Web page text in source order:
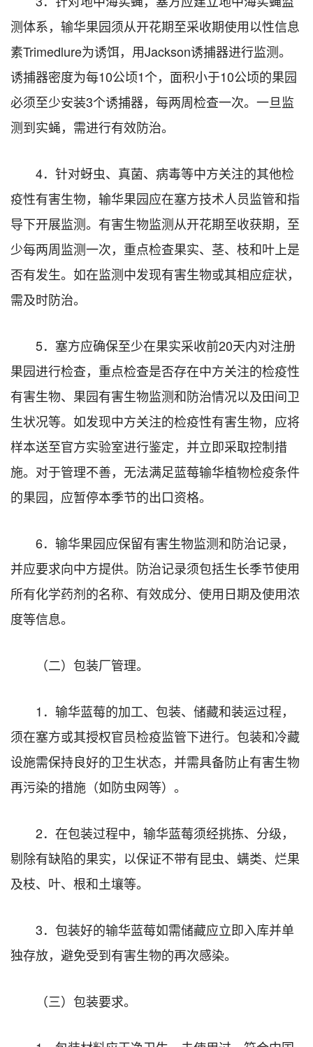
测体系，输华果园须从开花期至采收期使用以性信息
素Trimedlure为诱饵，用Jackson诱捕器进行监测。
诱捕器密度为每10公顷1个，面积小于10公顷的果园
必须至少安装3个诱捕器，每两周检查一次。一旦监
测到实蝇，需进行有效防治。
4．针对蚜虫、真菌、病毒等中方关注的其他检
疫性有害生物，输华果园应在塞方技术人员监管和指
导下开展监测。有害生物监测从开花期至收获期，至
少每两周监测一次，重点检查果实、茎、枝和叶上是
否有发生。如在监测中发现有害生物或其相应症状，
需及时防治。
5．塞方应确保至少在果实采收前20天内对注册
果园进行检查，重点检查是否存在中方关注的检疫性
有害生物、果园有害生物监测和防治情况以及田间卫
生状况等。如发现中方关注的检疫性有害生物，应将
样本送至官方实验室进行鉴定，并立即采取控制措
施。对于管理不善，无法满足蓝莓输华植物检疫条件
的果园，应暂停本季节的出口资格。
6．输华果园应保留有害生物监测和防治记录，
并应要求向中方提供。防治记录须包括生长季节使用
所有化学药剂的名称、有效成分、使用日期及使用浓
度等信息。
（二）包装厂管理。
1．输华蓝莓的加工、包装、储藏和装运过程，
须在塞方或其授权官员检疫监管下进行。包装和冷藏
设施需保持良好的卫生状态，并需具备防止有害生物
再污染的措施（如防虫网等）。
2．在包装过程中，输华蓝莓须经挑拣、分级，
剔除有缺陷的果实，以保证不带有昆虫、螨类、烂果
及枝、叶、根和土壤等。
3．包装好的输华蓝莓如需储藏应立即入库并单
独存放，避免受到有害生物的再次感染。
（三）包装要求。